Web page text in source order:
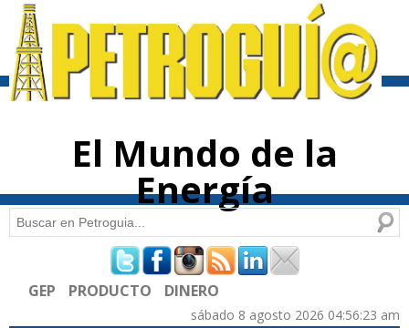
contenido
El Mundo de la
Energía
Formulario de búsqueda
Buscar
GEP PRODUCTO DINERO
sábado 8 agosto 2026 04:56:23 am